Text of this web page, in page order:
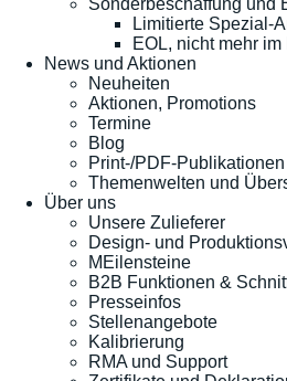
Sonderbeschaffung und
Limitierte Spezial-
EOL, nicht mehr
News und Aktionen
Neuheiten
Aktionen, Promotions
Termine
Blog
Print-/PDF-Publikationen
Themenwelten und
Über uns
Unsere Zulieferer
Design- und
MEilensteine
B2B Funktionen &
Presseinfos
Stellenangebote
Kalibrierung
RMA und Support